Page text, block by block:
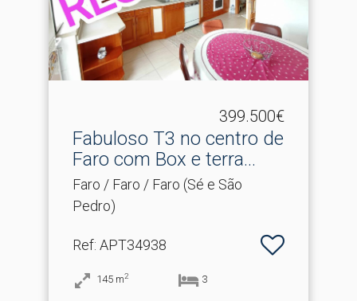
399.500€
Fabuloso T3 no centro de
Faro com Box e terra.​..
Faro / Faro / Faro (Sé e São
Pedro)
Ref: APT34938
145 m2 3